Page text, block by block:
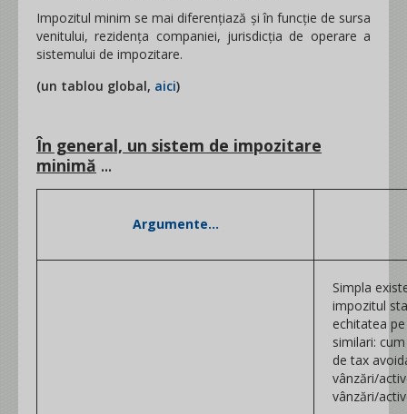
Impozitul minim se mai diferențiază și în funcție de sursa
venitului, rezidența companiei, jurisdicția de operare a
sistemului de impozitare.
(un tablou global, aici)
În general, un sistem de impozitare
minimă ...
Argumente...
Simpla
impozitul
echitatea
similari:
de tax
vânzări/
vânzări/